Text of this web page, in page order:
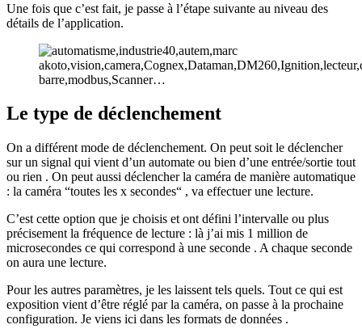
Une fois que c’est fait, je passe à l’étape suivante au niveau des
détails de l’application.
Le type de déclenchement
On a différent mode de déclenchement. On peut soit le déclencher
sur un signal qui vient d’un automate ou bien d’une entrée/sortie tout
ou rien . On peut aussi déclencher la caméra de manière automatique
: la caméra “toutes les x secondes“ , va effectuer une lecture.
C’est cette option que je choisis et ont défini l’intervalle ou plus
précisement la fréquence de lecture : là j’ai mis 1 million de
microsecondes ce qui correspond à une seconde . A chaque seconde
on aura une lecture.
Pour les autres paramètres, je les laissent tels quels. Tout ce qui est
exposition vient d’être réglé par la caméra, on passe à la prochaine
configuration. Je viens ici dans les formats de données .